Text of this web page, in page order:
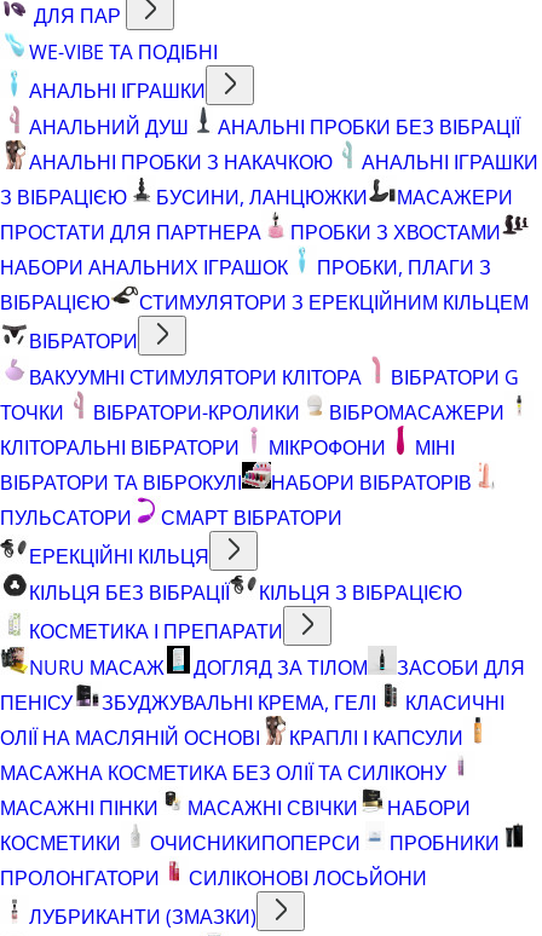
ДЛЯ ПАР
WE-VIBE ТА ПОДІБНІ
АНАЛЬНІ ІГРАШКИ
АНАЛЬНИЙ ДУШ
АНАЛЬНІ ПРОБКИ БЕЗ ВІБРАЦІЇ
АНАЛЬНІ ПРОБКИ З НАКАЧКОЮ
АНАЛЬНІ ІГРАШКИ
З ВІБРАЦІЄЮ
БУСИНИ, ЛАНЦЮЖКИ
МАСАЖЕРИ
ПРОСТАТИ ДЛЯ ПАРТНЕРА
ПРОБКИ З ХВОСТАМИ
НАБОРИ АНАЛЬНИХ ІГРАШОК
ПРОБКИ, ПЛАГИ З
ВІБРАЦІЄЮ
СТИМУЛЯТОРИ З ЕРЕКЦІЙНИМ КІЛЬЦЕМ
ВІБРАТОРИ
ВАКУУМНІ СТИМУЛЯТОРИ КЛІТОРА
ВІБРАТОРИ G
ТОЧКИ
ВІБРАТОРИ-КРОЛИКИ
ВІБРОМАСАЖЕРИ
КЛІТОРАЛЬНІ ВІБРАТОРИ
МІКРОФОНИ
МІНІ
ВІБРАТОРИ ТА ВІБРОКУЛІ
НАБОРИ ВІБРАТОРІВ
ПУЛЬСАТОРИ
СМАРТ ВІБРАТОРИ
ЕРЕКЦІЙНІ КІЛЬЦЯ
КІЛЬЦЯ БЕЗ ВІБРАЦІЇ
КІЛЬЦЯ З ВІБРАЦІЄЮ
КОСМЕТИКА І ПРЕПАРАТИ
NURU МАСАЖ
ДОГЛЯД ЗА ТІЛОМ
ЗАСОБИ ДЛЯ
ПЕНІСУ
ЗБУДЖУВАЛЬНІ КРЕМА, ГЕЛІ
КЛАСИЧНІ
ОЛІЇ НА МАСЛЯНІЙ ОСНОВІ
КРАПЛІ І КАПСУЛИ
МАСАЖНА КОСМЕТИКА БЕЗ ОЛІЇ ТА СИЛІКОНУ
МАСАЖНІ ПІНКИ
МАСАЖНІ СВІЧКИ
НАБОРИ
КОСМЕТИКИ
ОЧИСНИКИПОПЕРСИ
ПРОБНИКИ
ПРОЛОНГАТОРИ
СИЛІКОНОВІ ЛОСЬЙОНИ
ЛУБРИКАНТИ (ЗМАЗКИ)